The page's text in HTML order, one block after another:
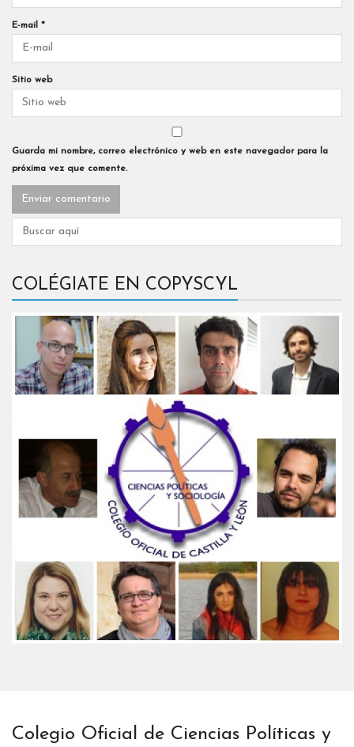
E-mail *
Sitio web
Guarda mi nombre, correo electrónico y web en este navegador para la
próxima vez que comente.
COLÉGIATE EN COPYSCYL
Colegio Oficial de Ciencias Políticas y